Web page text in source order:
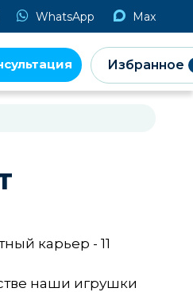
WhatsApp Max
Избранное
карьер - 11
наши игрушки